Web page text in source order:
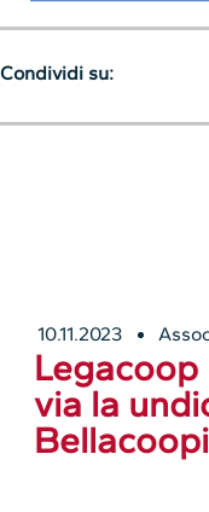
10.11.2023
Legacoop
via la
Condividi su: